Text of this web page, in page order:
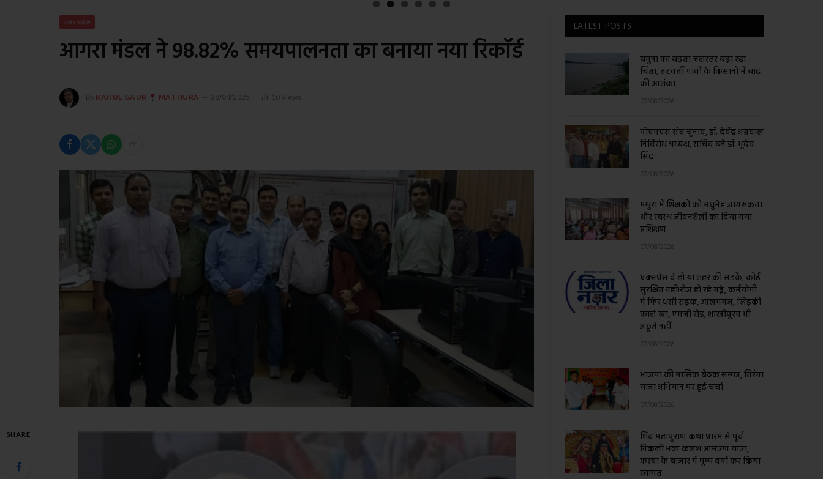
उत्तर प्रदेश
आगरा मंडल ने 98.82% समयपालनता का बनाया नया रिकॉर्ड
By RAHUL GAUR MATHURA 28/04/2025 10 Views
SHARE
LATEST POSTS
यमुना का बढ़ता जलस्तर बढ़ा रहा
चिंता, तटवर्ती गांवों के किसानों में बाढ़
की आशंका
07/08/2026
पीएमएस संघ चुनाव, डॉ. देवेंद्र अग्रवाल
निर्विरोध अध्यक्ष, सचिव बने डॉ. भूदेव
सिंह
07/08/2026
मथुरा में शिक्षकों को मधुमेह जागरूकता
और स्वस्थ जीवनशैली का दिया गया
प्रशिक्षण
07/08/2026
एक्सप्रेस वे हो या शहर की सड़कें, कोई
सुरक्षित नहीं!रोज हो रहे गड्ढे, कर्मयोगी
में फिर धंसी सड़क, आलमगंज, खिड़की
काले खां, एमजी रोड, शास्त्रीपुरम भी
अछूते नहीं
07/08/2026
भाजपा की मासिक बैठक सम्पन्न, तिरंगा
यात्रा अभियान पर हुई चर्चा
07/08/2026
शिव महापुराण कथा प्रारंभ से पूर्व
निकली भव्य कलश आमंत्रण यात्रा,
कस्बा के बाजार में पुष्प वर्षा कर किया
स्वागत